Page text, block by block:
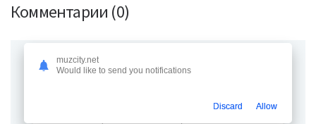
Комментарии (0)
muzcity.net
Would like to send you notifications
Discard Allow